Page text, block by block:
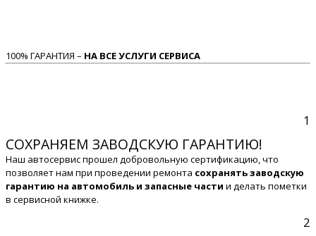
100% ГАРАНТИЯ – НА ВСЕ УСЛУГИ СЕРВИСА
1
СОХРАНЯЕМ ЗАВОДСКУЮ ГАРАНТИЮ!
Наш автосервис прошел добровольную сертификацию, что
позволяет нам при проведении ремонта сохранять заводскую
гарантию на автомобиль и запасные части и делать пометки
в сервисной книжке.
2